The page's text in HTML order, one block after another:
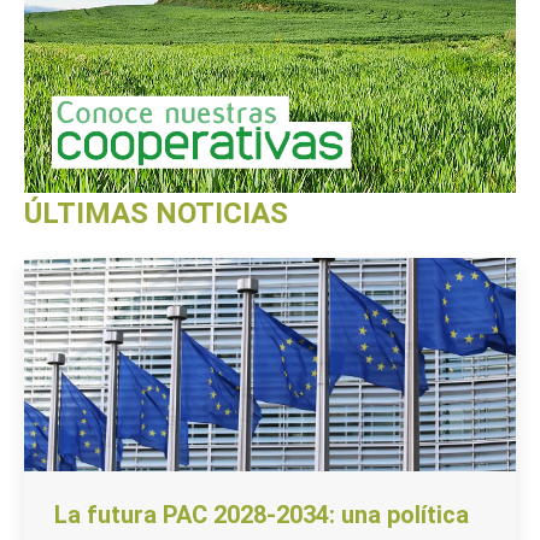
ÚLTIMAS NOTICIAS
La futura PAC 2028-2034: una política